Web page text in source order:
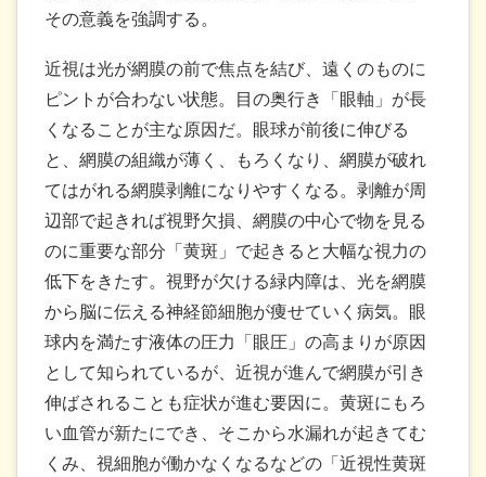
その意義を強調する。
近視は光が網膜の前で焦点を結び、遠くのものに
ピントが合わない状態。目の奥行き「眼軸」が長
くなることが主な原因だ。眼球が前後に伸びる
と、網膜の組織が薄く、もろくなり、網膜が破れ
てはがれる網膜剥離になりやすくなる。剥離が周
辺部で起きれば視野欠損、網膜の中心で物を見る
のに重要な部分「黄斑」で起きると大幅な視力の
低下をきたす。視野が欠ける緑内障は、光を網膜
から脳に伝える神経節細胞が痩せていく病気。眼
球内を満たす液体の圧力「眼圧」の高まりが原因
として知られているが、近視が進んで網膜が引き
伸ばされることも症状が進む要因に。黄斑にもろ
い血管が新たにでき、そこから水漏れが起きてむ
くみ、視細胞が働かなくなるなどの「近視性黄斑